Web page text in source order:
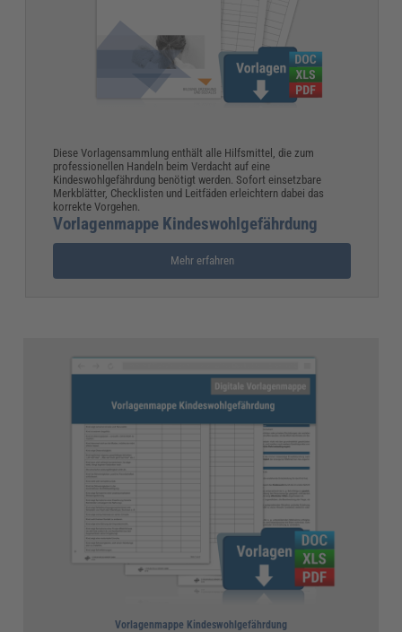
Diese Vorlagensammlung enthält alle Hilfsmittel, die zum
professionellen Handeln beim Verdacht auf eine
Kindeswohlgefährdung benötigt werden. Sofort einsetzbare
Merkblätter, Checklisten und Leitfäden erleichtern dabei das
korrekte Vorgehen.
Vorlagenmappe Kindeswohlgefährdung
Mehr erfahren
Vorlagenmappe Kindeswohlgefährdung